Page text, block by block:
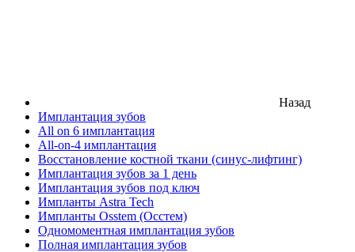
Назад
Имплантация зубов
All on 6 имплантация
All-on-4 имплантация
Восстановление костной ткани (синус-лифтинг)
Имплантация зубов за 1 день
Имплантация зубов под ключ
Импланты Astra Tech
Импланты Osstem (Осстем)
Одномоментная имплантация зубов
Полная имплантация зубов